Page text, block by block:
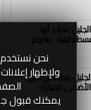
نحن نستخدم
ولإظهار
يمكنك قبول
عطاء أبو
مترجم
عطاء بن خليل
المبارك